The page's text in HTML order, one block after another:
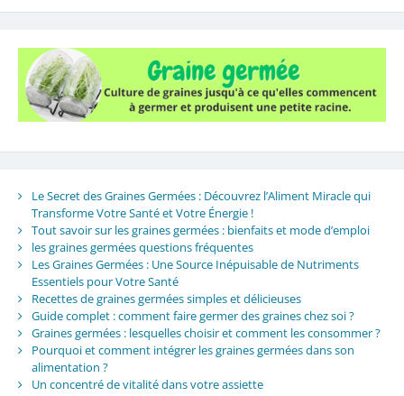
Le Secret des Graines Germées : Découvrez l’Aliment Miracle qui
Transforme Votre Santé et Votre Énergie !
Tout savoir sur les graines germées : bienfaits et mode d’emploi
les graines germées questions fréquentes
Les Graines Germées : Une Source Inépuisable de Nutriments
Essentiels pour Votre Santé
Recettes de graines germées simples et délicieuses
Guide complet : comment faire germer des graines chez soi ?
Graines germées : lesquelles choisir et comment les consommer ?
Pourquoi et comment intégrer les graines germées dans son
alimentation ?
Un concentré de vitalité dans votre assiette